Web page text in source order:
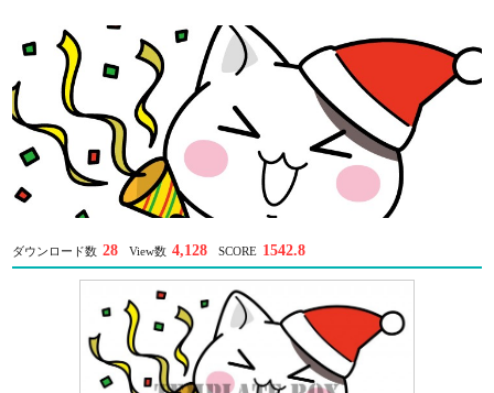
ダウンロード数 28 View数 4,128 SCORE 1542.8